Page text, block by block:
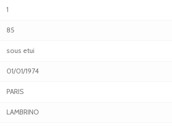
1
85
sous etui
01/01/1974
PARIS
LAMBRINO